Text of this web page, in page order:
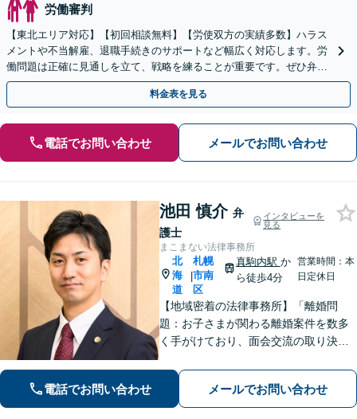
労働審判
【東北エリア対応】【初回相談無料】【労使双方の実績多数】ハラス
メントや不当解雇、退職手続きのサポートなど幅広く対応します。労
働問題は正確に見通しを立て、戦略を練ることが重要です。ぜひ弁護
士にご相談ください。【電話相談可】【休日・夜間面談可】
料金表を見る
電話でお問い合わせ メールでお問い合わせ
池田 慎介 弁
護士
インタビューを
見る
まこまない法律事務所
北
海
道
|
札幌
市南
区
真駒内駅 か
ら徒歩4分
営業時間：本
日定休日
【地域密着の法律事務所】「離婚問
題：お子さまが関わる離婚案件を数多
く手がけており、面会交流の取り決め
績があります」「相続問題：遺産分割
協議でのトラブルから遺留分をめぐる
争いまでトータルサポート」【WEB面
電話でお問い合わせ メールでお問い合わせ